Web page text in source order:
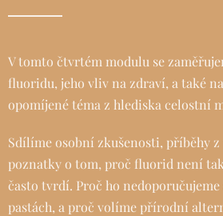
V tomto čtvrtém modulu se
fluoridu, jeho vliv na zdraví, a také
opomíjené téma z hlediska celostní
Sdílíme osobní zkušenosti, příběhy z
poznatky o tom, proč fluorid není
často tvrdí. Proč ho
pastách, a proč volíme přírodní